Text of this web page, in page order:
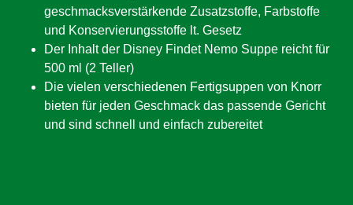
geschmacksverstärkende Zusatzstoffe, Farbstoffe
und Konservierungsstoffe lt. Gesetz
Der Inhalt der Disney Findet Nemo Suppe reicht für
500 ml (2 Teller)
Die vielen verschiedenen Fertigsuppen von Knorr
bieten für jeden Geschmack das passende Gericht
und sind schnell und einfach zubereitet